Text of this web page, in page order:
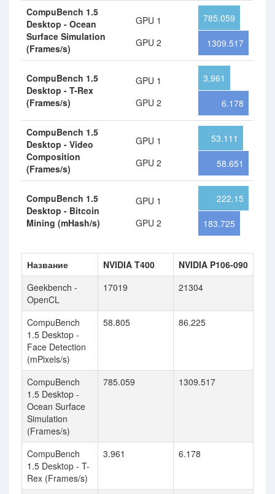
CompuBench 1.5
Desktop - Ocean
Surface Simulation
(Frames/s)
GPU 1
GPU 2
785.059
1309.517
CompuBench 1.5
Desktop - T-Rex
(Frames/s)
GPU 1
GPU 2
3.961
6.178
CompuBench 1.5
Desktop - Video
Composition
(Frames/s)
GPU 1
GPU 2
53.111
58.651
CompuBench 1.5
Desktop - Bitcoin
Mining (mHash/s)
GPU 1
GPU 2
222.15
183.725
Название NVIDIA T400
NVIDIA P106-090
Geekbench -
OpenCL
17019 21304
CompuBench
1.5 Desktop -
Face Detection
(mPixels/s)
58.805 86.225
CompuBench
1.5 Desktop -
Ocean Surface
Simulation
(Frames/s)
785.059 1309.517
CompuBench
1.5 Desktop - T-
Rex (Frames/s)
3.961 6.178